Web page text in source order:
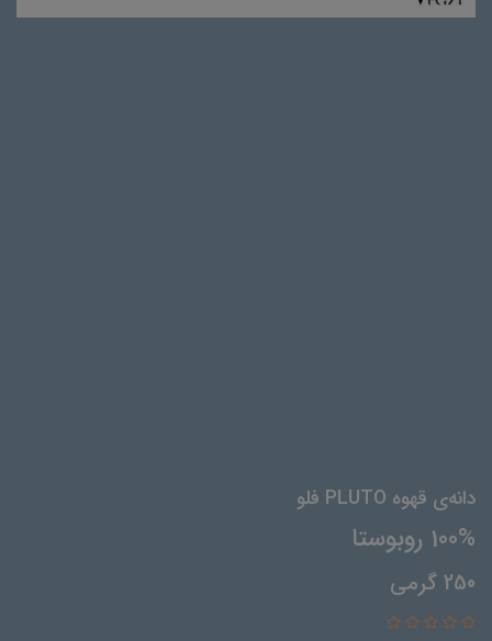
دانه‌ی قهوه PLUTO فلو
100% روبوستا
250 گرمی